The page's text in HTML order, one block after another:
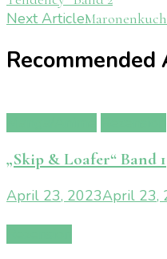
Navigation
Next Article
„Skip & Loafer“ Band 1
April 23, 2023April 23,